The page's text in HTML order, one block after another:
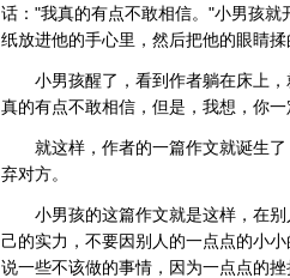
话："我真的有点不敢相信。"小男孩
纸放进他的手心里，然后把他的眼睛揉
小男孩醒了，看到作者躺在床上
真的有点不敢相信，但是，我想，你
就这样，作者的一篇作文就诞生
弃对方。
小男孩的这篇作文就是这样，在
己的实力，不要因别人的一点点的小
说一些不该做的事情，因为一点点的挫